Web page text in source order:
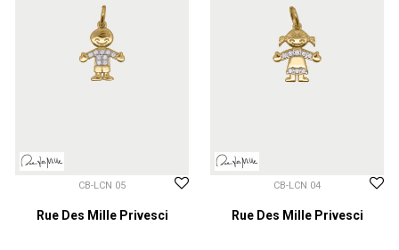
CB-LCN 05
Rue Des Mille Privesci
CB-LCN 04
Rue Des Mille Privesci